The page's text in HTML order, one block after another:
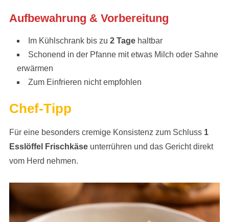
Aufbewahrung & Vorbereitung
Im Kühlschrank bis zu 2 Tagehaltbar
Schonend in der Pfanne mit etwas Milch oder Sahne
erwärmen
Zum Einfrieren nicht empfohlen
Chef-Tipp
Für eine besonders cremige Konsistenz zum Schluss 1
Esslöffel Frischkäseunterrühren und das Gericht direkt
vom Herd nehmen.